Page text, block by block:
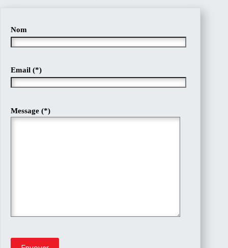
Nom
Email (*)
Message (*)